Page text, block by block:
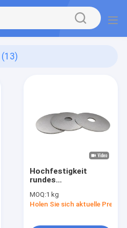
(13)
Hochfestigkeit
rundes
für das
MOQ:1 kg
Holen Sie sich aktuelle Preis